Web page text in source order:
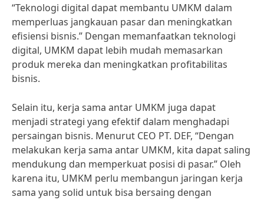
“Teknologi digital dapat membantu UMKM dalam
memperluas jangkauan pasar dan meningkatkan
efisiensi bisnis.” Dengan memanfaatkan teknologi
digital, UMKM dapat lebih mudah memasarkan
produk mereka dan meningkatkan profitabilitas
bisnis.
Selain itu, kerja sama antar UMKM juga dapat
menjadi strategi yang efektif dalam menghadapi
persaingan bisnis. Menurut CEO PT. DEF, “Dengan
melakukan kerja sama antar UMKM, kita dapat saling
mendukung dan memperkuat posisi di pasar.” Oleh
karena itu, UMKM perlu membangun jaringan kerja
sama yang solid untuk bisa bersaing dengan